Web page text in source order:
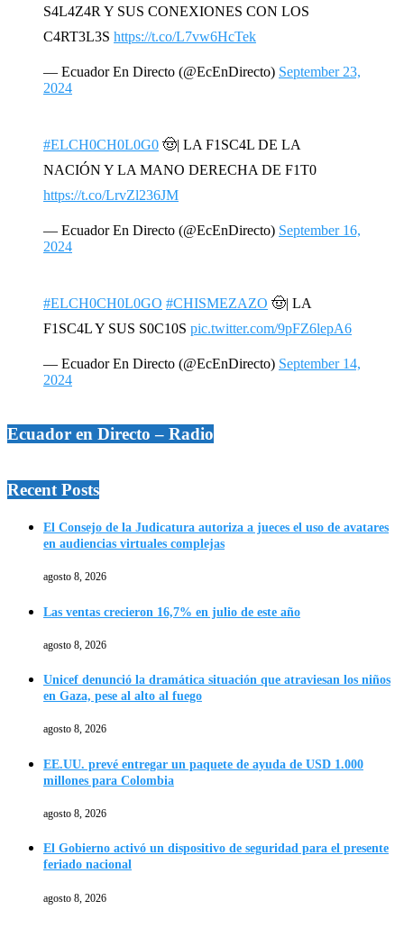
S4L4Z4R Y SUS CONEXIONES CON LOS
C4RT3L3S https://t.co/L7vw6HcTek
— Ecuador En Directo (@EcEnDirecto) September 23,
2024
#ELCH0CH0L0G0 🤠| LA F1SC4L DE LA
NACIÓN Y LA MANO DERECHA DE F1T0
https://t.co/LrvZl236JM
— Ecuador En Directo (@EcEnDirecto) September 16,
2024
#ELCH0CH0L0GO #CHISMEZAZO 🤠| LA
F1SC4L Y SUS S0C10S pic.twitter.com/9pFZ6lepA6
— Ecuador En Directo (@EcEnDirecto) September 14,
2024
Ecuador en Directo – Radio
Recent Posts
El Consejo de la Judicatura autoriza a jueces el uso de avatares
en audiencias virtuales complejas
agosto 8, 2026
Las ventas crecieron 16,7% en julio de este año
agosto 8, 2026
Unicef denunció la dramática situación que atraviesan los niños
en Gaza, pese al alto al fuego
agosto 8, 2026
EE.UU. prevé entregar un paquete de ayuda de USD 1.000
millones para Colombia
agosto 8, 2026
El Gobierno activó un dispositivo de seguridad para el presente
feriado nacional
agosto 8, 2026